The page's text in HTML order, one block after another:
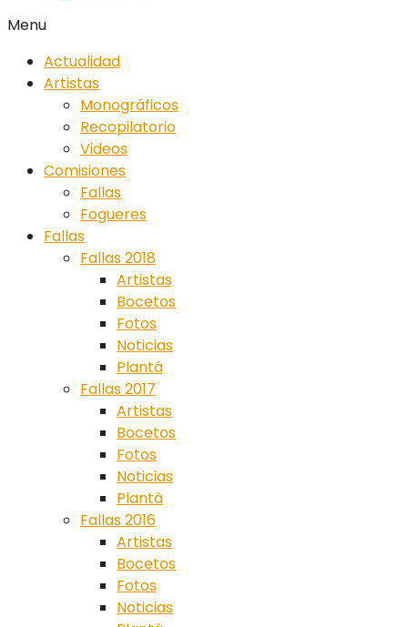
Menu
Actualidad
Artistas
Monográficos
Recopilatorio
Videos
Comisiones
Fallas
Fogueres
Fallas
Fallas 2018
Artistas
Bocetos
Fotos
Noticias
Plantá
Fallas 2017
Artistas
Bocetos
Fotos
Noticias
Plantà
Fallas 2016
Artistas
Bocetos
Fotos
Noticias